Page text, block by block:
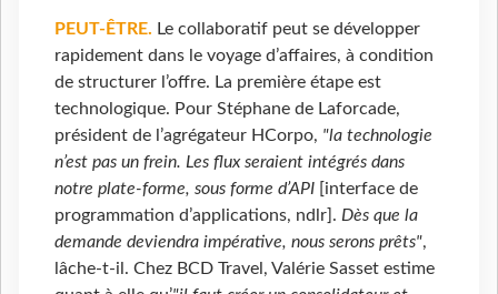
PEUT-ÊTRE. Le collaboratif peut se développer
rapidement dans le voyage d’affaires, à condition
de structurer l’offre. La première étape est
technologique. Pour Stéphane de Laforcade,
président de l’agrégateur HCorpo, "la technologie
n’est pas un frein. Les flux seraient intégrés dans
notre plate-forme, sous forme d’API [interface de
programmation d’applications, ndlr]. Dès que la
demande deviendra impérative, nous serons prêts",
lâche-t-il. Chez BCD Travel, Valérie Sasset estime